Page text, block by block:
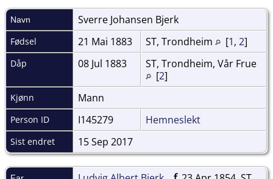
Navn Sverre Johansen Bjerk
Fødsel 21 Mai 1883 ST, Trondheim [1, 2]
Dåp 08 Jul 1883
ST, Trondheim, Vår Frue
[2]
Kjønn Mann
Person ID I145279 Hemneslekt
Sist endret 15 Sep 2017